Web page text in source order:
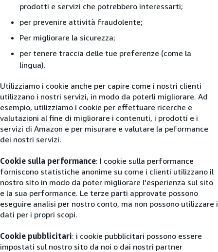
prodotti e servizi che potrebbero interessarti;
per prevenire attività fraudolente;
Per migliorare la sicurezza;
per tenere traccia delle tue preferenze (come la
lingua).
Utilizziamo i cookie anche per capire come i nostri clienti
utilizzano i nostri servizi, in modo da poterli migliorare. Ad
esempio, utilizziamo i cookie per effettuare ricerche e
valutazioni al fine di migliorare i contenuti, i prodotti e i
servizi di Amazon e per misurare e valutare la peformance
dei nostri servizi.
Cookie sulla performance: I cookie sulla performance
forniscono statistiche anonime su come i clienti utilizzano il
nostro sito in modo da poter migliorare l'esperienza sul sito
e la sua performance. Le terze parti approvate possono
eseguire analisi per nostro conto, ma non possono utilizzare i
dati per i propri scopi.
Cookie pubblicitari: i cookie pubblicitari possono essere
impostati sul nostro sito da noi o dai nostri partner